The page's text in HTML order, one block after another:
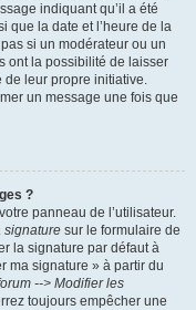
indiquant qu’il a été
que la date et l’heure de la
si un modérateur ou un
ont la possibilité de laisser
de leur propre initiative.
un message une fois que
?
panneau de l’utilisateur.
signature sur le formulaire de
la signature par défaut à
ma signature » à partir du
--> Modifier les
toujours empêcher une